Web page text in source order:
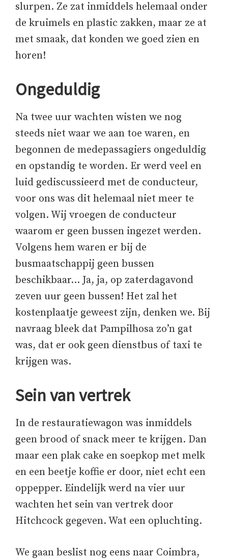
slurpen. Ze zat inmiddels helemaal onder
de kruimels en plastic zakken, maar ze at
met smaak, dat konden we goed zien en
horen!
Ongeduldig
Na twee uur wachten wisten we nog
steeds niet waar we aan toe waren, en
begonnen de medepassagiers ongeduldig
en opstandig te worden. Er werd veel en
luid gediscussieerd met de conducteur,
voor ons was dit helemaal niet meer te
volgen. Wij vroegen de conducteur
waarom er geen bussen ingezet werden.
Volgens hem waren er bij de
busmaatschappij geen bussen
beschikbaar… Ja, ja, op zaterdagavond
zeven uur geen bussen! Het zal het
kostenplaatje geweest zijn, denken we. Bij
navraag bleek dat Pampilhosa zo’n gat
was, dat er ook geen dienstbus of taxi te
krijgen was.
Sein van vertrek
In de restauratiewagon was inmiddels
geen brood of snack meer te krijgen. Dan
maar een plak cake en soepkop met melk
en een beetje koffie er door, niet echt een
oppepper. Eindelijk werd na vier uur
wachten het sein van vertrek door
Hitchcock gegeven. Wat een opluchting.
We gaan beslist nog eens naar Coimbra,